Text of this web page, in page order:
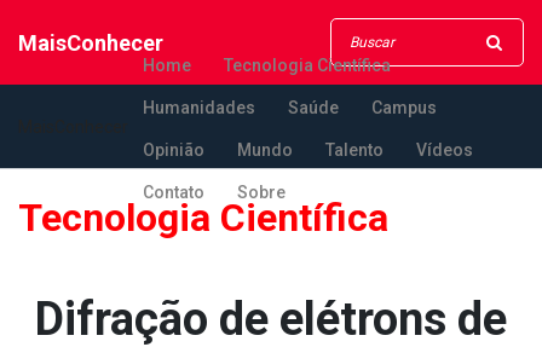
MaisConhecer
Home Tecnologia Científica
Humanidades Saúde Campus
Opinião Mundo Talento Vídeos
Contato Sobre
Tecnologia Científica
Difração de elétrons de